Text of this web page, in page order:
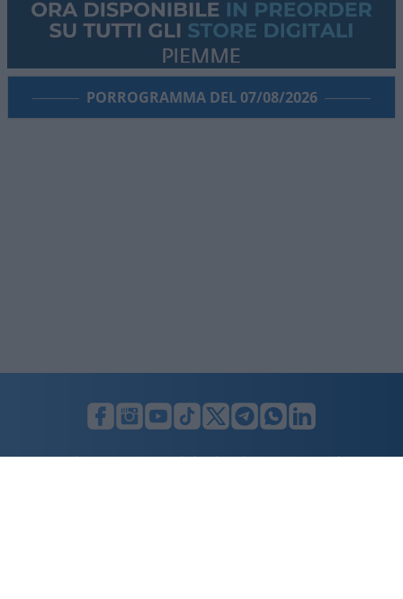
PORROGRAMMA DEL 07/08/2026
LUNIFIN S.r.l. a socio unico. Sede legale Milano, Largo F. Richini, 2/A,